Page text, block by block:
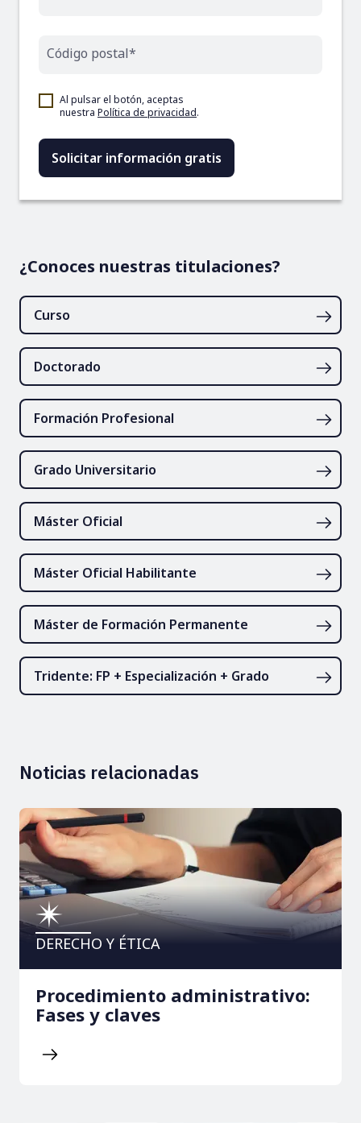
Código postal*
Al pulsar el botón, aceptas
nuestra Política de privacidad.
¿Conoces nuestras titulaciones?
Curso
Doctorado
Formación Profesional
Grado Universitario
Máster Oficial
Máster Oficial Habilitante
Máster de Formación Permanente
Tridente: FP + Especialización + Grado
Noticias relacionadas
DERECHO Y ÉTICA
Procedimiento administrativo:
Fases y claves